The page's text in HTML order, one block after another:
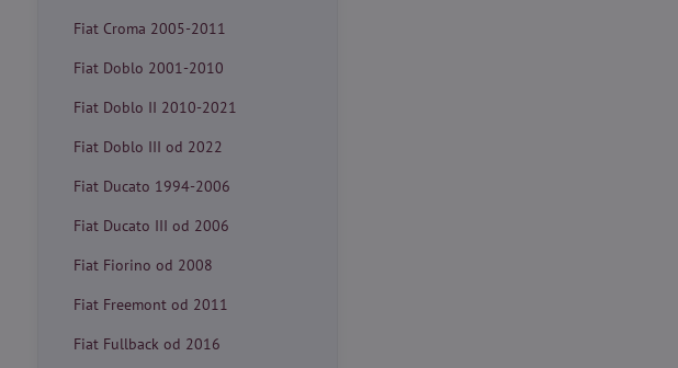
Fiat Croma 2005-2011
Fiat Doblo 2001-2010
Fiat Doblo II 2010-2021
Fiat Doblo III od 2022
Fiat Ducato 1994-2006
Fiat Ducato III od 2006
Fiat Fiorino od 2008
Fiat Freemont od 2011
Fiat Fullback od 2016